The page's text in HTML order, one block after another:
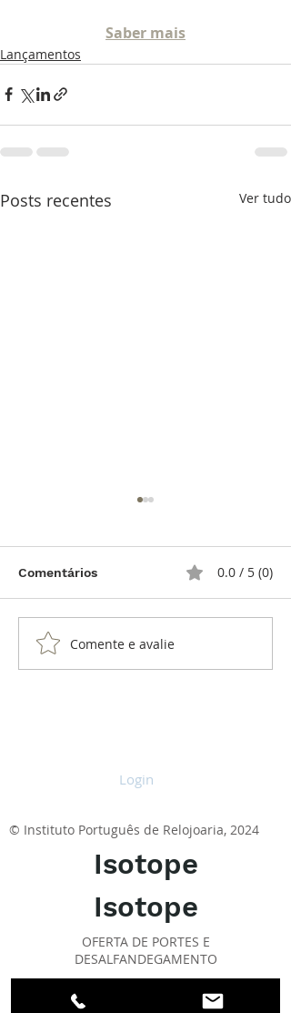
Saber mais
Lançamentos
Posts recentes Ver tudo
Konstantin Chaykin
Thinking Mystery
Comentários 0.0 / 5 (0)
Comente e avalie
Login
© Instituto Português de Relojoaria, 2024
Isotope
Isotope
OFERTA DE PORTES E
DESALFANDEGAMENTO
DESALFANDEGAMENTO